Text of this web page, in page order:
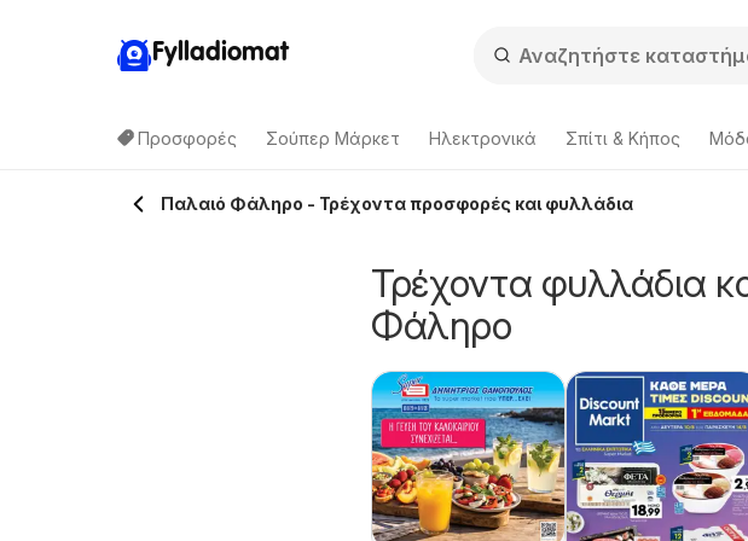
Fylladiomat
Προσφορές Σούπερ Μάρκετ Hλεκτρονικά Σπίτι & Κήπος
Παλαιό Φάληρο - Τρέχοντα προσφορές και φυλλάδια
Τρέχοντα φυλλάδια
Φάληρο